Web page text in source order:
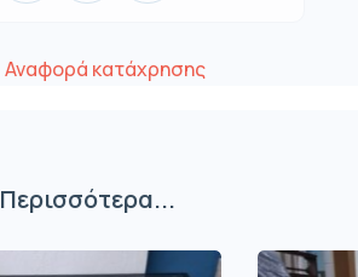
Αναφορά κατάχρησης
Περισσότερα...